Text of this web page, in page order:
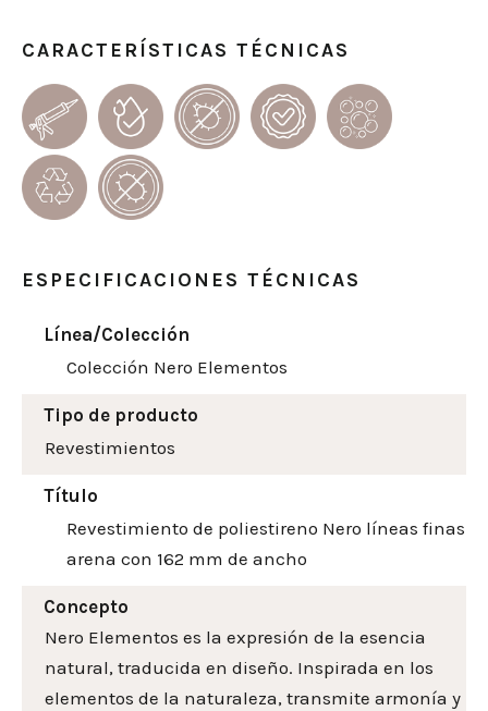
CARACTERÍSTICAS TÉCNICAS
ESPECIFICACIONES TÉCNICAS
Línea/Colección
Colección Nero Elementos
Tipo de producto
Revestimientos
Título
Revestimiento de poliestireno Nero líneas finas
arena con 162 mm de ancho
Concepto
Nero Elementos es la expresión de la esencia
natural, traducida en diseño. Inspirada en los
elementos de la naturaleza, transmite armonía y